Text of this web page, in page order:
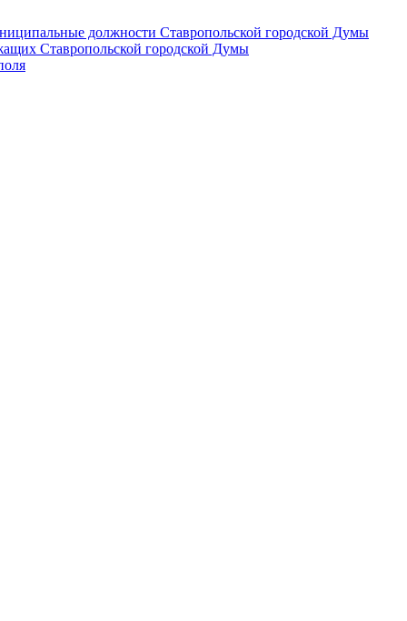
должности Ставропольской городской Думы
Ставропольской городской Думы